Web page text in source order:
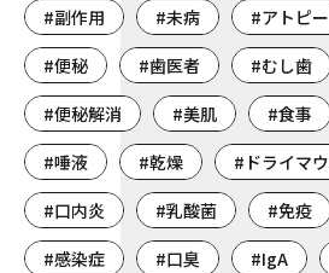
#副作用
#未病 #アトピー
#便秘
#歯医者 #むし歯
#便秘解消
#美肌 #食事
#唾液
#乾燥 #ドライマ
#口内炎
#乳酸菌 #免疫
#感染症
#口臭 #IgA